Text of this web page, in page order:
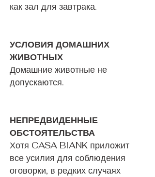
как зал для завтрака.
УСЛОВИЯ ДОМАШНИХ
ЖИВОТНЫХ
Домашние животные не
допускаются.
НЕПРЕДВИДЕННЫЕ
ОБСТОЯТЕЛЬСТВА
Хотя CASA BIANK приложит
все усилия для соблюдения
оговорки, в редких случаях